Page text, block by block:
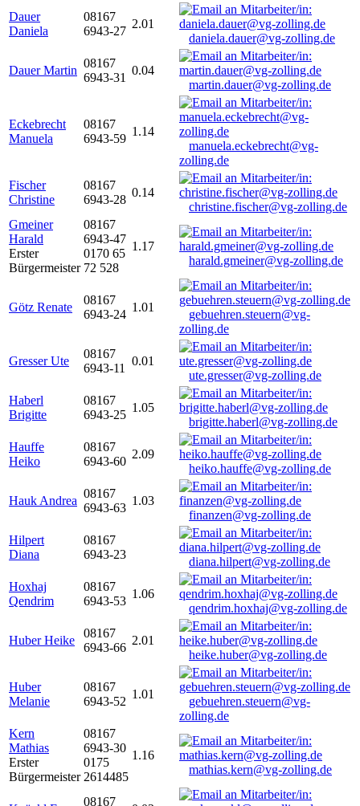
Dauer
Daniela
08167
6943-27
2.01
daniela.dauer@vg-zolling.de
Dauer Martin
08167
6943-31
0.04
martin.dauer@vg-zolling.de
Eckebrecht
Manuela
08167
6943-59
1.14
manuela.eckebrecht@vg-
zolling.de
Fischer
Christine
08167
6943-28
0.14
christine.fischer@vg-zolling.de
Gmeiner
Harald
Erster
Bürgermeister
08167
6943-47
0170 65
72 528
1.17
harald.gmeiner@vg-zolling.de
Götz Renate
08167
6943-24
1.01
gebuehren.steuern@vg-
zolling.de
Gresser Ute
08167
6943-11
0.01
ute.gresser@vg-zolling.de
Haberl
Brigitte
08167
6943-25
1.05
brigitte.haberl@vg-zolling.de
Hauffe
Heiko
08167
6943-60
2.09
heiko.hauffe@vg-zolling.de
Hauk Andrea
08167
6943-63
1.03
finanzen@vg-zolling.de
Hilpert
Diana
08167
6943-23
diana.hilpert@vg-zolling.de
Hoxhaj
Qendrim
08167
6943-53
1.06
qendrim.hoxhaj@vg-zolling.de
Huber Heike
08167
6943-66
2.01
heike.huber@vg-zolling.de
Huber
Melanie
08167
6943-52
1.01
gebuehren.steuern@vg-
zolling.de
Kern
Mathias
Erster
Bürgermeister
08167
6943-30
0175
2614485
1.16
mathias.kern@vg-zolling.de
08167